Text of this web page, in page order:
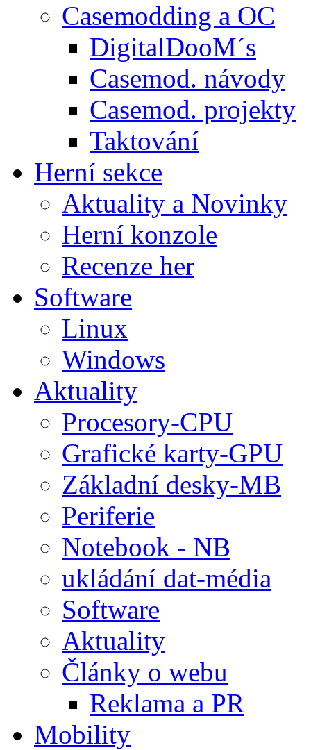
Casemodding a OC
DigitalDooM´s
Casemod. návody
Casemod. projekty
Taktování
Herní sekce
Aktuality a Novinky
Herní konzole
Recenze her
Software
Linux
Windows
Aktuality
Procesory-CPU
Grafické karty-GPU
Základní desky-MB
Periferie
Notebook - NB
ukládání dat-média
Software
Aktuality
Články o webu
Reklama a PR
Mobility